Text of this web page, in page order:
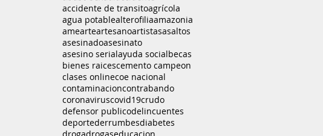
accidente de transitoagrícola
agua potablealterofiliaamazonia
amearteartesanoartistasasaltos
asesinadoasesinato
asesino serialayuda socialbecas
bienes raicescemento campeon
clases onlinecoe nacional
contaminacioncontrabando
coronaviruscovid19crudo
defensor publicodelincuentes
deportederrumbesdiabetes